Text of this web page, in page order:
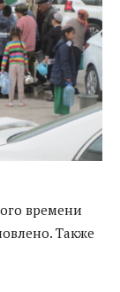
времени
Также